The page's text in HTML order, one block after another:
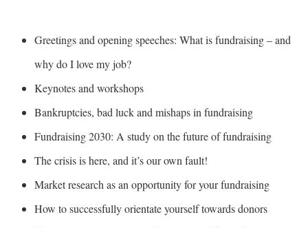
Greetings and opening speeches: What is fundraising – and
why do I love my job?
Keynotes and workshops
Bankruptcies, bad luck and mishaps in fundraising
Fundraising 2030: A study on the future of fundraising
The crisis is here, and it’s our own fault!
Market research as an opportunity for your fundraising
How to successfully orientate yourself towards donors